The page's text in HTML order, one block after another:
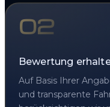
02
Bewertung
Auf Basis Ihrer
und transparente